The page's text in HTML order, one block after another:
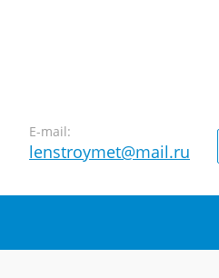
E-mail:
lenstroymet@mail.ru